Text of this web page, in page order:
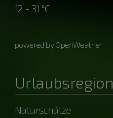
12 - 31 °C
powered by OpenWeather
Urlaubsregion
Naturschätze